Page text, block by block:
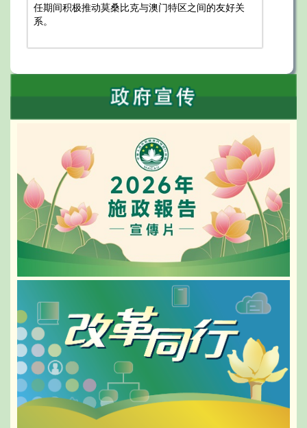
任期间积极推动莫桑比克与澳门特区之间的友好关
系。